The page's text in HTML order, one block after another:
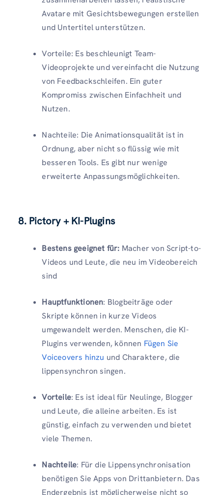
Avatare mit Gesichtsbewegungen erstellen
und Untertitel unterstützen.
Vorteile: Es beschleunigt Team-
Videoprojekte und vereinfacht die Nutzung
von Feedbackschleifen. Ein guter
Kompromiss zwischen Einfachheit und
Nutzen.
Nachteile: Die Animationsqualität ist in
Ordnung, aber nicht so flüssig wie mit
besseren Tools. Es gibt nur wenige
erweiterte Anpassungsmöglichkeiten.
8. Pictory + KI-Plugins
Bestens geeignet für: Macher von Script-to-
Videos und Leute, die neu im Videobereich
sind
Hauptfunktionen: Blogbeiträge oder
Skripte können in kurze Videos
umgewandelt werden. Menschen, die KI-
Plugins verwenden, können Fügen Sie
Voiceovers hinzu und Charaktere, die
lippensynchron singen.
Vorteile: Es ist ideal für Neulinge, Blogger
und Leute, die alleine arbeiten. Es ist
günstig, einfach zu verwenden und bietet
viele Themen.
Nachteile: Für die Lippensynchronisation
benötigen Sie Apps von Drittanbietern. Das
Endergebnis ist möglicherweise nicht so